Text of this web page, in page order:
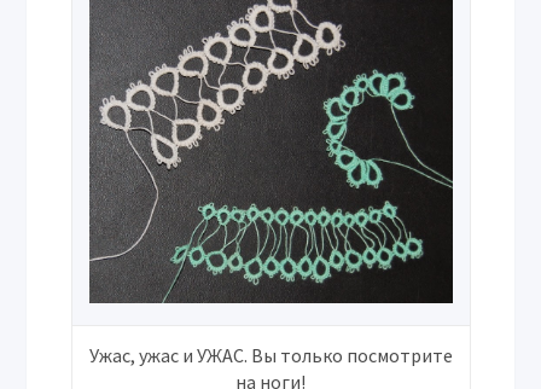
Ужас, ужас и УЖАС. Вы только посмотрите
на ноги!